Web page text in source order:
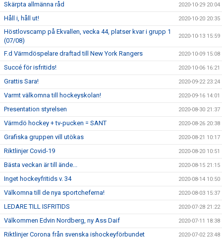
Skärpta allmänna råd 2020-10-29 20:04
Håll i, håll ut! 2020-10-20 20:35
Höstlovscamp på Ekvallen, vecka 44, platser kvar i grupp 1
(07/08)
2020-10-13 15:59
F.d Värmdöspelare draftad till New York Rangers 2020-10-09 15:08
Succé för isfritids! 2020-10-06 16:21
Grattis Sara! 2020-09-22 23:24
Varmt välkomna till hockeyskolan! 2020-09-16 14:01
Presentation styrelsen 2020-08-30 21:37
Värmdö hockey + tv-pucken = SANT 2020-08-26 20:38
Grafiska gruppen vill utökas 2020-08-21 10:17
Riktlinjer Covid-19 2020-08-20 10:51
Bästa veckan är till ände... 2020-08-15 21:15
Inget hockeyfritids v. 34 2020-08-14 10:50
Välkomna till de nya sportcheferna! 2020-08-03 15:37
LEDARE TILL ISFRITIDS 2020-07-28 21:22
Välkommen Edvin Nordberg, ny Ass Daif 2020-07-11 18:38
Riktlinjer Corona från svenska ishockeyförbundet 2020-07-02 23:48